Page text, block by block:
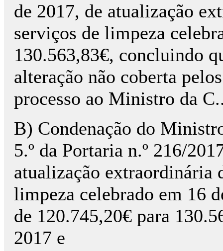
de 2017, de atualização
serviços de limpeza
130.563,83€, concluindo
alteração não coberta
processo ao Ministro da
B) Condenação do
5.º da Portaria n.º 216/
atualização extraordinária
limpeza celebrado em 16
de 120.745,20€ para
2017 e